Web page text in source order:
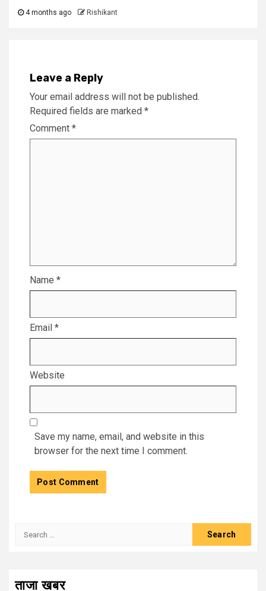
4 months ago Rishikant
Leave a Reply
Your email address will not be published.
Required fields are marked *
Comment *
Name *
Email *
Website
Save my name, email, and website in this
browser for the next time I comment.
Search
ताजा खबर